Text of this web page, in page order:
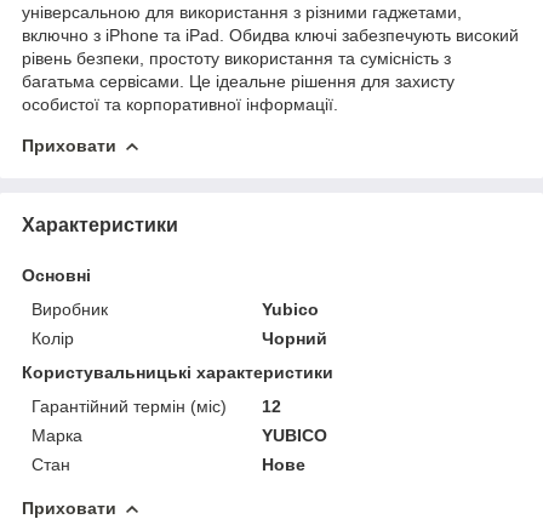
універсальною для використання з різними гаджетами,
включно з iPhone та iPad. Обидва ключі забезпечують високий
рівень безпеки, простоту використання та сумісність з
багатьма сервісами. Це ідеальне рішення для захисту
особистої та корпоративної інформації.
Приховати
Характеристики
Основні
Виробник
Yubico
Колір
Чорний
Користувальницькі характеристики
Гарантійний термін (міс)
12
Марка
YUBICO
Стан
Нове
Приховати